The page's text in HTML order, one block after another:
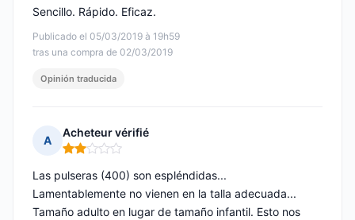
Publicado el 05/03/2019 à 19h59
tras una compra de 02/03/2019
Sencillo. Rápido. Eficaz.
Opinión traducida
A
Acheteur vérifié
Nota: 2 de 5
Las pulseras (400) son espléndidas...
Lamentablemente no vienen en la talla adecuada...
Tamaño adulto en lugar de tamaño infantil. Esto nos